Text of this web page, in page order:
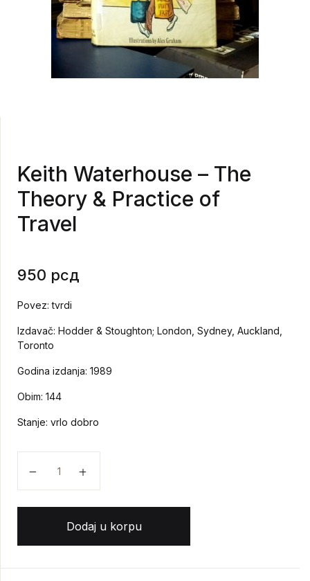
Keith Waterhouse – The
Theory & Practice of
Travel
950 рсд
Povez: tvrdi
Izdavač: Hodder & Stoughton; London, Sydney, Auckland,
Toronto
Godina izdanja: 1989
Obim: 144
Stanje: vrlo dobro
Dodaj u korpu